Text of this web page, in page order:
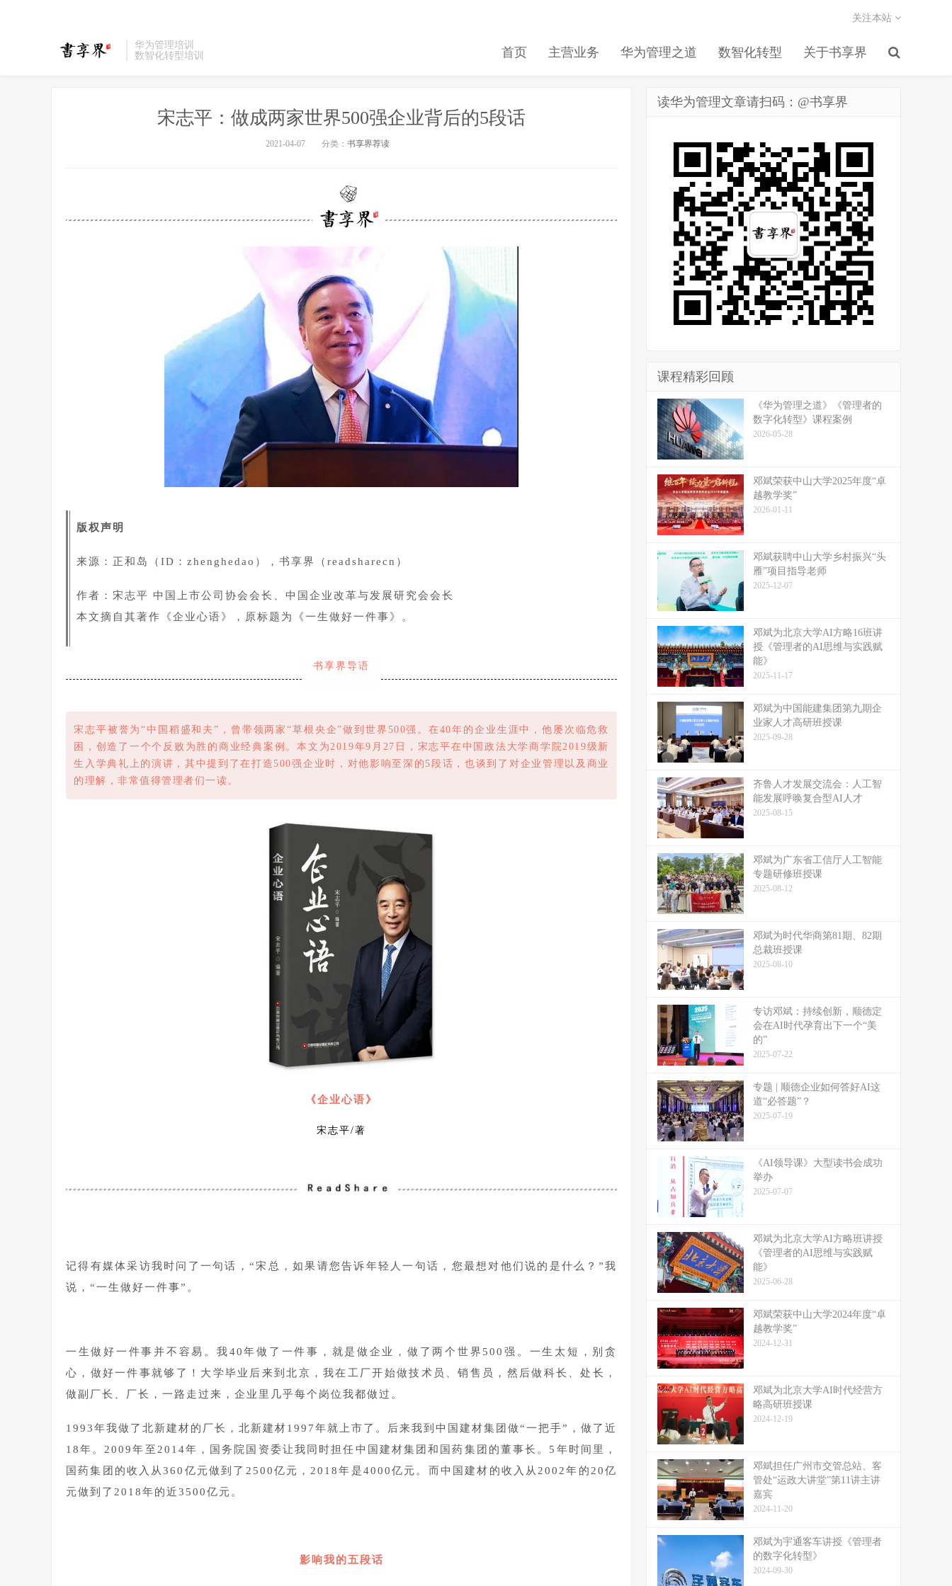
华为管理培训
数智化转型培训
首页 主营业务 华为管理之道 数智化转型 关于书享界
关注本站
宋志平：做成两家世界500强企业背后的5段话
2021-04-07 分类： 书享界荐读
版权声明
来源： 正和岛（ID：zhenghedao） ，书享界（readsharecn）
作者：宋志平 中国上市公司协会会长、中国企业改革与发展研究会会长
本文摘自其著作《企业心语》，原标题为《一生做好一件事》。
书享界导语
宋志平被誉为“中国稻盛和夫”，曾带领两家“草根央企”做到世界500强。在40年的企业生涯中，他屡次临危救
困，创造了一个个反败为胜的商业经典案例。本文为2019年9月27日，宋志平在中国政法大学商学院2019级新
生入学典礼上的演讲，其中提到了在打造500强企业时，对他影响至深的5段话，也谈到了对企业管理以及商业
的理解，非常值得管理者们一读。
《企业心语》
宋志平/著
记得有媒体采访我时问了一句话，“宋总，如果请您告诉年轻人一句话，您最想对他们说的是什么？”我
说，“一生做好一件事”。
一生做好一件事并不容易。我40年做了一件事，就是做企业，做了两个世界500强。一生太短，别贪
心，做好一件事就够了！大学毕业后来到北京，我在工厂开始做技术员、销售员，然后做科长、处长，
做副厂长、厂长，一路走过来，企业里几乎每个岗位我都做过。
1993年我做了北新建材的厂长，北新建材1997年就上市了。后来我到中国建材集团做“一把手”，做了近
18年。2009年至2014年，国务院国资委让我同时担任中国建材集团和国药集团的董事长。5年时间里，
国药集团的收入从360亿元做到了2500亿元，2018年是4000亿元。而中国建材的收入从2002年的20亿
元做到了2018年的近3500亿元。
影响我的五段话
读华为管理文章请扫码：@书享界
课程精彩回顾
《华为管理之道》《管理者的
数字化转型》课程案例
2026-05-28
邓斌荣获中山大学2025年度“卓
越教学奖”
2026-01-11
邓斌获聘中山大学乡村振兴“头
雁”项目指导老师
2025-12-07
邓斌为北京大学AI方略16班讲
授《管理者的AI思维与实践赋
能》
2025-11-17
邓斌为中国能建集团第九期企
业家人才高研班授课
2025-09-28
齐鲁人才发展交流会：人工智
能发展呼唤复合型AI人才
2025-08-15
邓斌为广东省工信厅人工智能
专题研修班授课
2025-08-12
邓斌为时代华商第81期、82期
总裁班授课
2025-08-10
专访邓斌：持续创新，顺德定
会在AI时代孕育出下一个“美
的”
2025-07-22
专题 | 顺德企业如何答好AI这
道“必答题”？
2025-07-19
《AI领导课》大型读书会成功
举办
2025-07-07
邓斌为北京大学AI方略班讲授
《管理者的AI思维与实践赋
能》
2025-06-28
邓斌荣获中山大学2024年度“卓
越教学奖”
2024-12-31
邓斌为北京大学AI时代经营方
略高研班授课
2024-12-19
邓斌担任广州市交管总站、客
管处“运政大讲堂”第11讲主讲
嘉宾
2024-11-20
邓斌为宇通客车讲授《管理者
的数字化转型》
2024-09-30